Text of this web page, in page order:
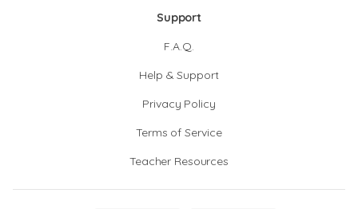
Support
F.A.Q.
Help & Support
Privacy Policy
Terms of Service
Teacher Resources